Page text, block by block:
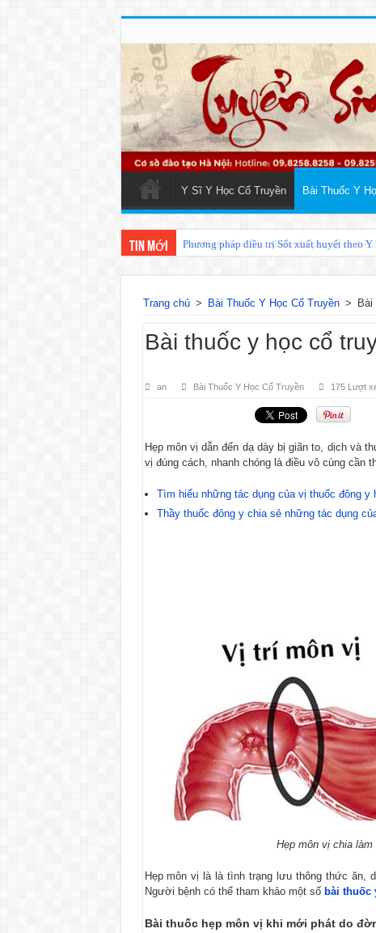
Y Sĩ Y Học Cổ Truyền Bài Thuốc Y
Tin mới Phương pháp điều trị Sốt xuất huyết theo Y
Trang chủ > Bài Thuốc Y Học Cổ Truyền >
Bài thuốc y học cổ
an Bài Thuốc Y Học Cổ Truyền 175 Lượt
Hẹp môn vị dẫn đến dạ dày bị giãn to, dịch và
vị đúng cách, nhanh chóng là điều vô cùng cần
Tìm hiểu những tác dụng của vị thuốc đông y
Thầy thuốc đông y chia sẻ những tác dụng
Hẹp môn vị chia
Hẹp môn vị là là tình trạng lưu thông thức ăn,
Người bệnh có thể tham khảo một số bài thuốc
Bài thuốc hẹp môn vị khi mới phát do